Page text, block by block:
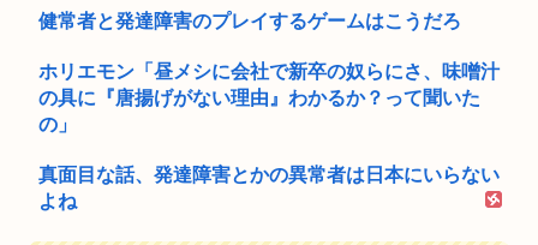
健常者と発達障害のプレイするゲームはこうだろ
ホリエモン「昼メシに会社で新卒の奴らにさ、味噌汁
の具に『唐揚げがない理由』わかるか？って聞いた
の」
真面目な話、発達障害とかの異常者は日本にいらない
よね